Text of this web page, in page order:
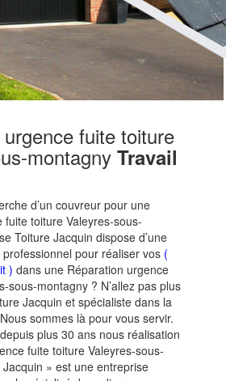
fuite toiture
montagny Travail
d’un couvreur pour une
fuite toiture Valeyres-sous-
Toiture Jacquin dispose d’une
pour réaliser vos (
) dans une Réparation urgence
sous-montagny ? N’allez pas plus
Jacquin et spécialiste dans la
sommes là pour vous servir.
plus 30 ans nous réalisation
fuite toiture Valeyres-sous-
» est une entreprise